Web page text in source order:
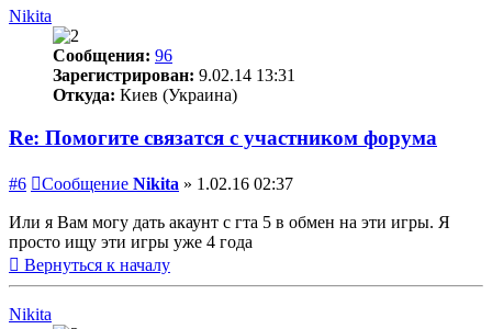
Nikita
Сообщения: 96
Зарегистрирован: 9.02.14 13:31
Откуда: Киев (Украина)
Re: Помогите связатся с участником форума
#6 Сообщение Nikita » 1.02.16 02:37
Или я Вам могу дать акаунт с гта 5 в обмен на эти игры. Я
просто ищу эти игры уже 4 года
Вернуться к началу
Nikita